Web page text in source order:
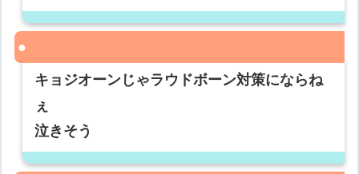
キョジオーンじゃラウドボーン対策にならね
ぇ
泣きそう